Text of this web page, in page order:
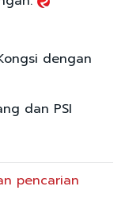
dengan
dan PSI
pencarian